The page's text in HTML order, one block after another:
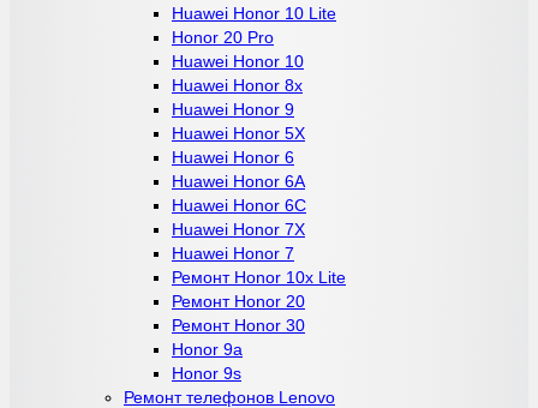
Huawei Honor 10 Lite
Honor 20 Pro
Huawei Honor 10
Huawei Honor 8x
Huawei Honor 9
Huawei Honor 5X
Huawei Honor 6
Huawei Honor 6A
Huawei Honor 6C
Huawei Honor 7X
Huawei Honor 7
Ремонт Honor 10x Lite
Ремонт Honor 20
Ремонт Honor 30
Honor 9a
Honor 9s
Ремонт телефонов Lenovo